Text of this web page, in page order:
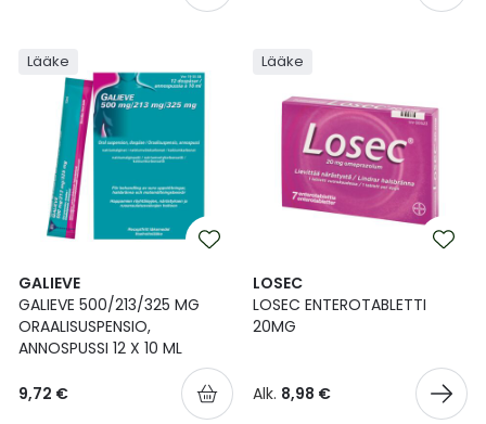
Lääke
GALIEVE
GALIEVE 500/213/325 MG
ORAALISUSPENSIO,
ANNOSPUSSI 12 X 10 ML
9,72 €
Lääke
LOSEC
LOSEC ENTEROTABLETTI
20MG
Alk. 8,98 €